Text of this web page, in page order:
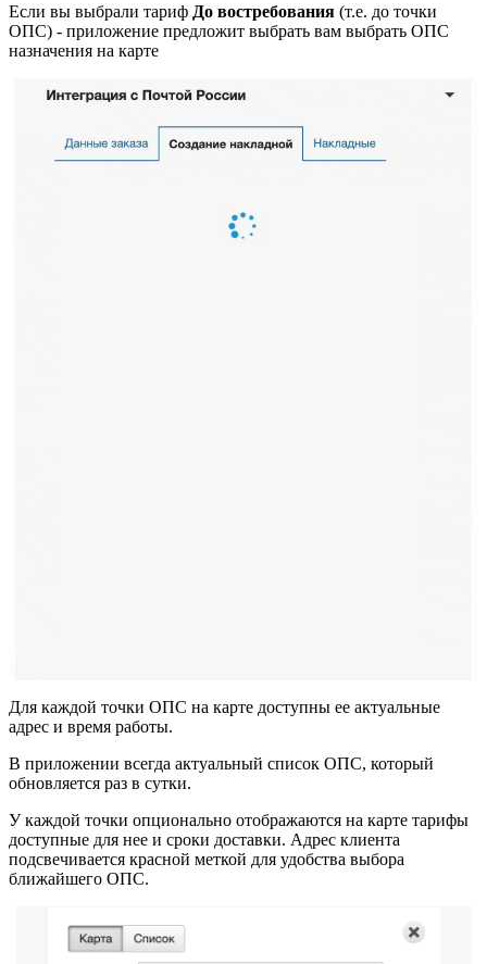
Если вы выбрали тариф До востребования (т.е. до точки
ОПС) - приложение предложит выбрать вам выбрать ОПС
назначения на карте
Для каждой точки ОПС на карте доступны ее актуальные
адрес и время работы.
В приложении всегда актуальный список ОПС, который
обновляется раз в сутки.
У каждой точки опционально отображаются на карте тарифы
доступные для нее и сроки доставки. Адрес клиента
подсвечивается красной меткой для удобства выбора
ближайшего ОПС.